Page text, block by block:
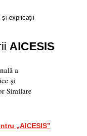
și explicații
AICESIS
a
şi
Similare
„AICESIS”